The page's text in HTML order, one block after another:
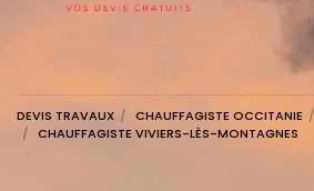
DEVIS TRAVAUX CHAUFFAGISTE OCCITANIE
CHAUFFAGISTE VIVIERS-LÈS-MONTAGNES